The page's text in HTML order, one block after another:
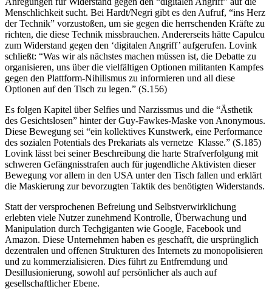
Menschlichkeit sucht. Bei Hardt/Negri gibt es den Aufruf, “ins Herz
der Technik” vorzustoßen, um sie gegen die herrschenden Kräfte zu
richten, die diese Technik missbrauchen. Andererseits hätte Capulcu
zum Widerstand gegen den ‘digitalen Angriff’ aufgerufen. Lovink
schließt: “Was wir als nächstes machen müssen ist, die Debatte zu
organisieren, uns über die vielfältigen Optionen militanten Kampfes
gegen den Plattform-Nihilismus zu informieren und all diese
Optionen auf den Tisch zu legen.” (S.156)
Es folgen Kapitel über Selfies und Narzissmus und die “Ästhetik
des Gesichtslosen” hinter der Guy-Fawkes-Maske von Anonymous.
Diese Bewegung sei “ein kollektives Kunstwerk, eine Performance
des sozialen Potentials des Prekariats als vernetze Klasse.” (S.185)
Lovink lässt bei seiner Beschreibung die harte Strafverfolgung mit
schweren Gefängnisstrafen auch für jugendliche Aktivisten dieser
Bewegung vor allem in den USA unter den Tisch fallen und erklärt
die Maskierung zur bevorzugten Taktik des benötigten Widerstands.
Statt der versprochenen Befreiung und Selbstverwirklichung
erlebten viele Nutzer zunehmend Kontrolle, Überwachung und
Manipulation durch Techgiganten wie Google, Facebook und
Amazon. Diese Unternehmen haben es geschafft, die ursprünglich
dezentralen und offenen Strukturen des Internets zu monopolisieren
und zu kommerzialisieren. Dies führt zu Entfremdung und
Desillusionierung, sowohl auf persönlicher als auch auf
gesellschaftlicher Ebene.